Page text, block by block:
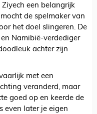
een belangrijk
de spelmaker van
het doel slingeren. De
Namibië-verdediger
achter zijn
met een
veranderd, maar
goed op en keerde de
even later je eigen